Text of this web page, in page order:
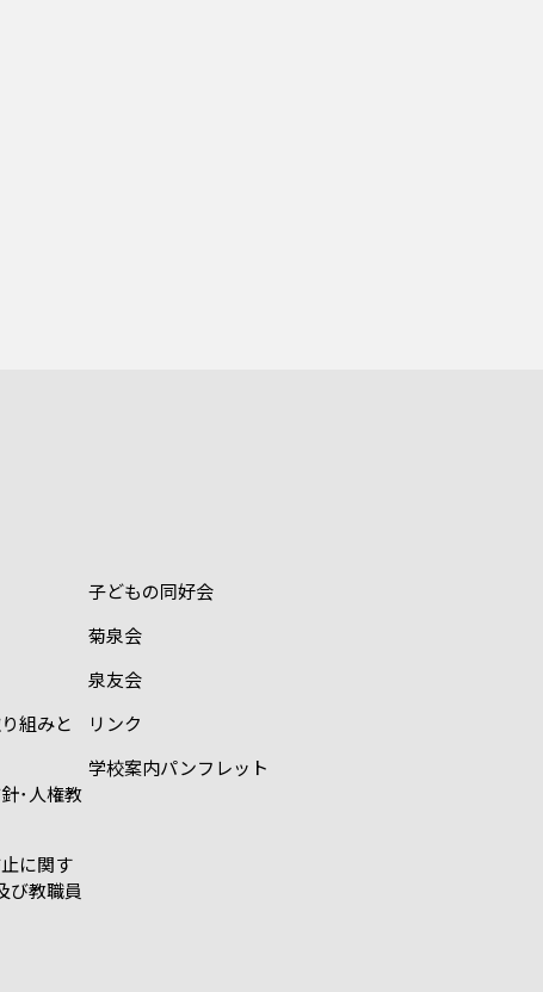
組みと
･人権教
に関す
び教職員
子どもの同好会
菊泉会
泉友会
リンク
学校案内パンフレット